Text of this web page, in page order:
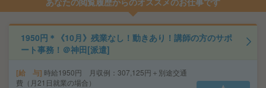
1950円＊《10月》残業なし！動きあり！講師の方のサポ
ート事務！＠神田[派遣]
給 与 時給1950円 月収例：307,125円＋別途交通
費（月21日就業の場合）